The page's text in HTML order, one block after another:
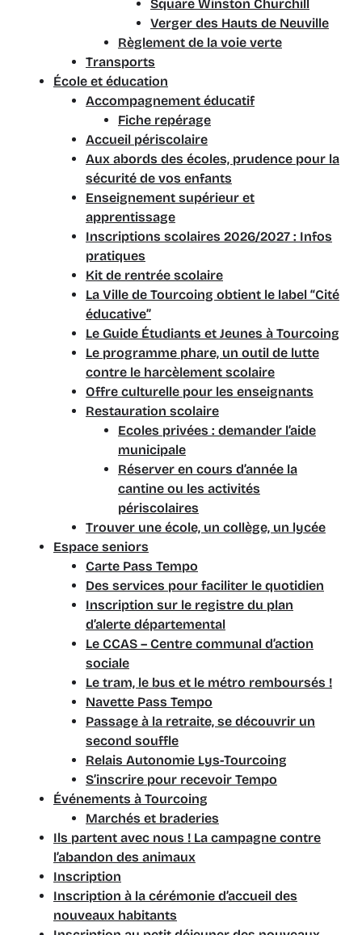
Square Winston Churchill
Verger des Hauts de Neuville
Règlement de la voie verte
Transports
École et éducation
Accompagnement éducatif
Fiche repérage
Accueil périscolaire
Aux abords des écoles, prudence pour la
sécurité de vos enfants
Enseignement supérieur et
apprentissage
Inscriptions scolaires 2026/2027 : Infos
pratiques
Kit de rentrée scolaire
La Ville de Tourcoing obtient le label “Cité
éducative”
Le Guide Étudiants et Jeunes à Tourcoing
Le programme phare, un outil de lutte
contre le harcèlement scolaire
Offre culturelle pour les enseignants
Restauration scolaire
Ecoles privées : demander l’aide
municipale
Réserver en cours d’année la
cantine ou les activités
périscolaires
Trouver une école, un collège, un lycée
Espace seniors
Carte Pass Tempo
Des services pour faciliter le quotidien
Inscription sur le registre du plan
d’alerte départemental
Le CCAS – Centre communal d’action
sociale
Le tram, le bus et le métro remboursés !
Navette Pass Tempo
Passage à la retraite, se découvrir un
second souffle
Relais Autonomie Lys-Tourcoing
S’inscrire pour recevoir Tempo
Événements à Tourcoing
Marchés et braderies
Ils partent avec nous ! La campagne contre
l’abandon des animaux
Inscription
Inscription à la cérémonie d’accueil des
nouveaux habitants